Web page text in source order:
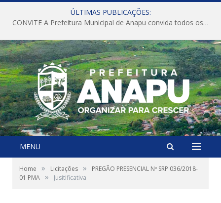
ÚLTIMAS PUBLICAÇÕES:
CONVITE A Prefeitura Municipal de Anapu convida todos os servidores públicos municipais para participarem da Audiência Pública de discussão da Lei de Diretrizes Orçamentárias (LDO), importante instrumento de planejamento das ações e investimentos da Administração Pública para o próximo exercício financeiro.
MENU
Home » Licitações »
PREGÃO PRESENCIAL Nº SRP 036/2018-
01 PMA » Jusitificativa